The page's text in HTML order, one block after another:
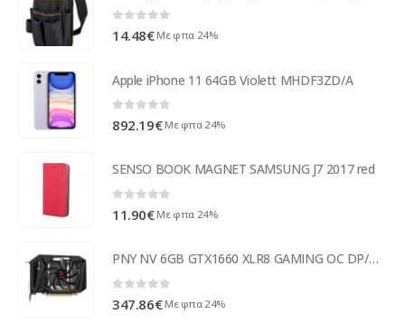
0 out of 5
14.48€ Με φπα 24%
Apple iPhone 11 64GB Violett MHDF3ZD/A
0 out of 5
892.19€ Με φπα 24%
SENSO BOOK MAGNET SAMSUNG J7 2017 red
0 out of 5
11.90€ Με φπα 24%
PNY NV 6GB GTX1660 XLR8 GAMING OC DP/H/DVI - VCG16606SFPPB-O
347.86€ Με φπα 24%